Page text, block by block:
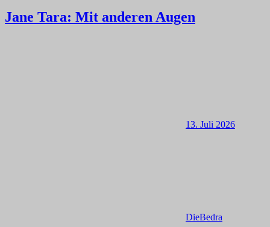
Jane Tara: Mit anderen Augen
13. Juli 2026
DieBedra